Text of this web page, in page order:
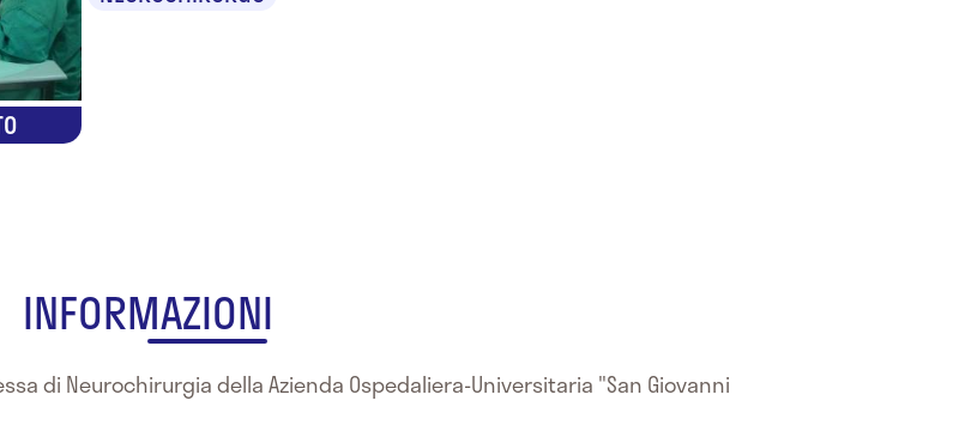
INFORMAZIONI
di Neurochirurgia della Azienda Ospedaliera-Universitaria "San Giovanni